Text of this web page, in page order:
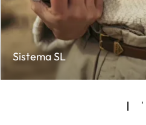
Sistema SL